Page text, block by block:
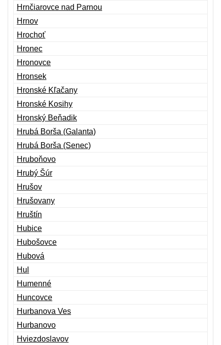
Hrnčiarovce nad Parnou
Hrnov
Hrochoť
Hronec
Hronovce
Hronsek
Hronské Kľačany
Hronské Kosihy
Hronský Beňadik
Hrubá Borša (Galanta)
Hrubá Borša (Senec)
Hruboňovo
Hrubý Šúr
Hrušov
Hrušovany
Hruštín
Hubice
Hubošovce
Hubová
Hul
Humenné
Huncovce
Hurbanova Ves
Hurbanovo
Hviezdoslavov